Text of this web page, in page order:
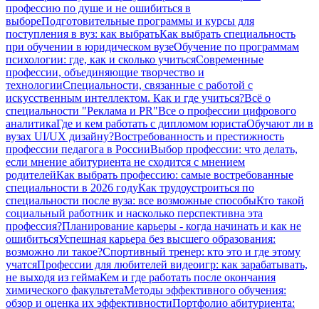
профессию по душе и не ошибиться в
выбореПодготовительные программы и курсы для
поступления в вуз: как выбратьКак выбрать специальность
при обучении в юридическом вузеОбучение по программам
психологии: где, как и сколько учитьсяСовременные
профессии, объединяющие творчество и
технологииСпециальности, связанные с работой с
искусственным интеллектом. Как и где учиться?Всё о
специальности "Реклама и PR"Все о профессии цифрового
аналитикаГде и кем работать с дипломом юристаОбучают ли в
вузах UI/UX дизайну?Востребованность и престижность
профессии педагога в РоссииВыбор профессии: что делать,
если мнение абитуриента не сходится с мнением
родителейКак выбрать профессию: самые востребованные
специальности в 2026 годуКак трудоустроиться по
специальности после вуза: все возможные способыКто такой
социальный работник и насколько перспективна эта
профессия?Планирование карьеры - когда начинать и как не
ошибитьсяУспешная карьера без высшего образования:
возможно ли такое?Спортивный тренер: кто это и где этому
учатсяПрофессии для любителей видеоигр: как зарабатывать,
не выходя из геймаКем и где работать после окончания
химического факультетаМетоды эффективного обучения:
обзор и оценка их эффективностиПортфолио абитуриента: